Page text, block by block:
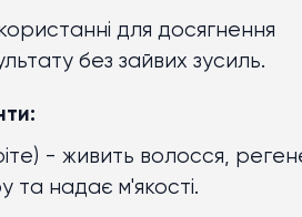
для досягнення
без зайвих зусиль.
- живить волосся,
та надає м'якості.